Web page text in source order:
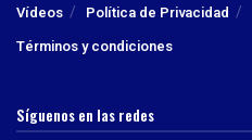
Vídeos Política de Privacidad
Términos y condiciones
Síguenos en las redes